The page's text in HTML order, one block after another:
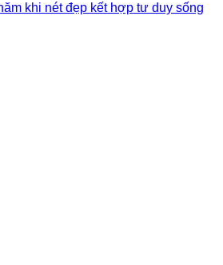
khi nét đẹp kết hợp tư duy sống